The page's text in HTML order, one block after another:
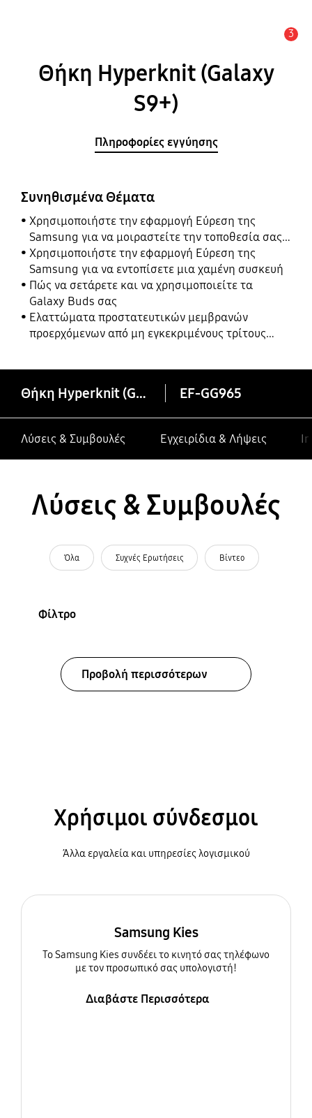
3
Θήκη Hyperknit (Galaxy
S9+)
Πληροφορίες εγγύησης
Συνηθισμένα Θέματα
Χρησιμοποιήστε την εφαρμογή Εύρεση της
Samsung για να μοιραστείτε την τοποθεσία σας
με τους φίλους, το παιδί, την οικογένειά σας και
άλλες επαφές
Χρησιμοποιήστε την εφαρμογή Εύρεση της
Samsung για να εντοπίσετε μια χαμένη συσκευή
Πώς να σετάρετε και να χρησιμοποιείτε τα
Galaxy Buds σας
Ελαττώματα προστατευτικών μεμβρανών
προερχόμενων από μη εγκεκριμένους τρίτους
Θήκη Hyperknit (Galaxy S9+) EF-GG965
Λύσεις & Συμβουλές Εγχειρίδια & Λήψεις
Λύσεις & Συμβουλές
Όλα Συχνές Ερωτήσεις Βίντεο
Φίλτρο
Προβολή περισσότερων
Χρήσιμοι σύνδεσμοι
Άλλα εργαλεία και υπηρεσίες λογισμικού
Samsung Kies
To Samsung Kies συνδέει το κινητό σας τηλέφωνο
με τον προσωπικό σας υπολογιστή!
Διαβάστε Περισσότερα